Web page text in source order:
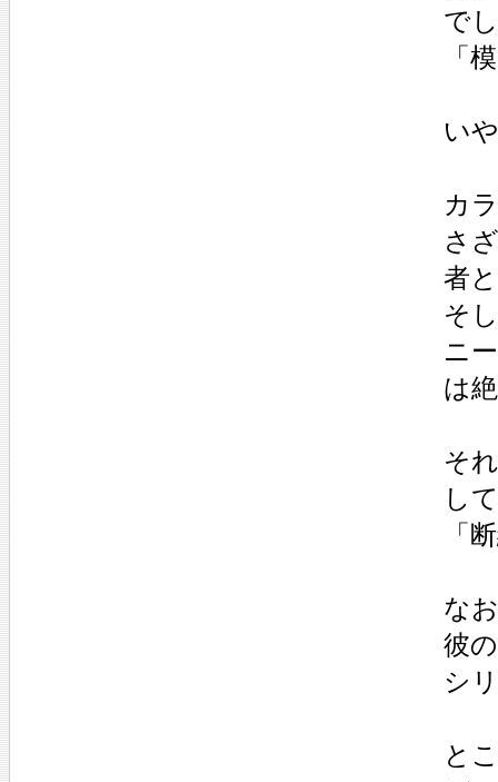
で
「
い
カ
さ
者
そ
ニ
は
そ
し
「
な
彼
シ
と